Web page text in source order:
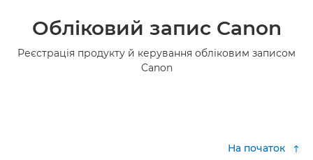
Обліковий запис Canon
Реєстрація продукту й керування обліковим записом
Canon
На початок